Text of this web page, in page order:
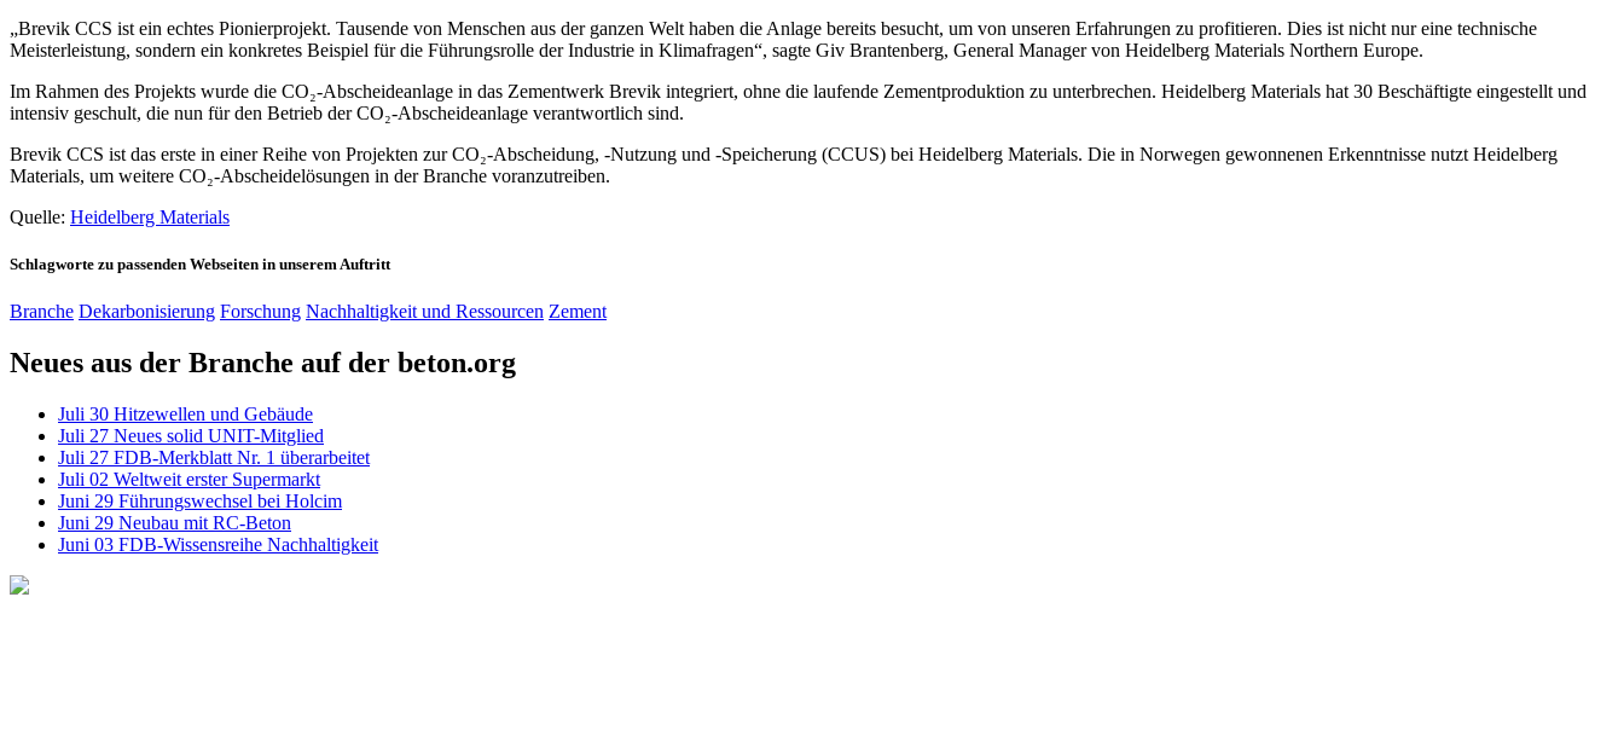
„Brevik CCS ist ein echtes Pionierprojekt. Tausende von Menschen aus der ganzen Welt haben die Anlage bereits besucht, um von unseren Erfahrungen zu profitieren. Dies ist nicht nur eine technische
Meisterleistung, sondern ein konkretes Beispiel für die Führungsrolle der Industrie in Klimafragen“, sagte Giv Brantenberg, General Manager von Heidelberg Materials Northern Europe.
Im Rahmen des Projekts wurde die CO₂-Abscheideanlage in das Zementwerk Brevik integriert, ohne die laufende Zementproduktion zu unterbrechen. Heidelberg Materials hat 30 Beschäftigte eingestellt und
intensiv geschult, die nun für den Betrieb der CO₂-Abscheideanlage verantwortlich sind.
Brevik CCS ist das erste in einer Reihe von Projekten zur CO₂-Abscheidung, -Nutzung und -Speicherung (CCUS) bei Heidelberg Materials. Die in Norwegen gewonnenen Erkenntnisse nutzt Heidelberg
Materials, um weitere CO₂-Abscheidelösungen in der Branche voranzutreiben.
Quelle: Heidelberg Materials
Schlagworte zu passenden Webseiten in unserem Auftritt
Branche Dekarbonisierung Forschung Nachhaltigkeit und Ressourcen Zement
Neues aus der Branche auf der beton.org
Juli 30 Hitzewellen und Gebäude
Juli 27 Neues solid UNIT-Mitglied
Juli 27 FDB-Merkblatt Nr. 1 überarbeitet
Juli 02 Weltweit erster Supermarkt
Juni 29 Führungswechsel bei Holcim
Juni 29 Neubau mit RC-Beton
Juni 03 FDB-Wissensreihe Nachhaltigkeit